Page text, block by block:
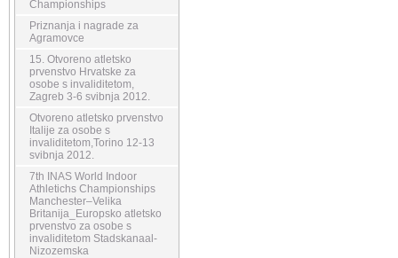
Championships
Priznanja i nagrade za
Agramovce
15. Otvoreno atletsko
prvenstvo Hrvatske za
osobe s invaliditetom,
Zagreb 3-6 svibnja 2012.
Otvoreno atletsko prvenstvo
Italije za osobe s
invaliditetom,Torino 12-13
svibnja 2012.
7th INAS World Indoor
Athletichs Championships
Manchester–Velika
Britanija_Europsko atletsko
prvenstvo za osobe s
invaliditetom Stadskanaal-
Nizozemska